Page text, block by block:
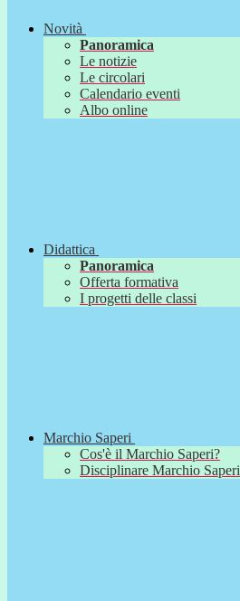
Novità
Panoramica
Le notizie
Le circolari
Calendario eventi
Albo online
Didattica
Panoramica
Offerta formativa
I progetti delle classi
Marchio Saperi
Cos'è il Marchio Saperi?
Disciplinare Marchio Saperi